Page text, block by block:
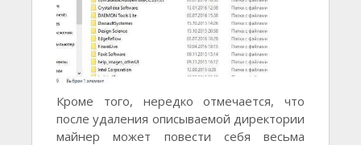
Кроме того, нередко отмечается, что
после удаления описываемой директории
майнер может повести себя весьма